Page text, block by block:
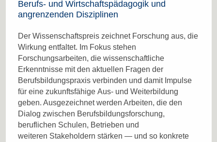
Berufs- und Wirtschaftspädagogik und
angrenzenden Disziplinen
Der Wissenschaftspreis zeichnet Forschung aus, die
Wirkung entfaltet. Im Fokus stehen
Forschungsarbeiten, die wissenschaftliche
Erkenntnisse mit den aktuellen Fragen der
Berufsbildungspraxis verbinden und damit Impulse
für eine zukunftsfähige Aus- und Weiterbildung
geben. Ausgezeichnet werden Arbeiten, die den
Dialog zwischen Berufsbildungsforschung,
beruflichen Schulen, Betrieben und
weiteren Stakeholdern stärken — und so konkrete